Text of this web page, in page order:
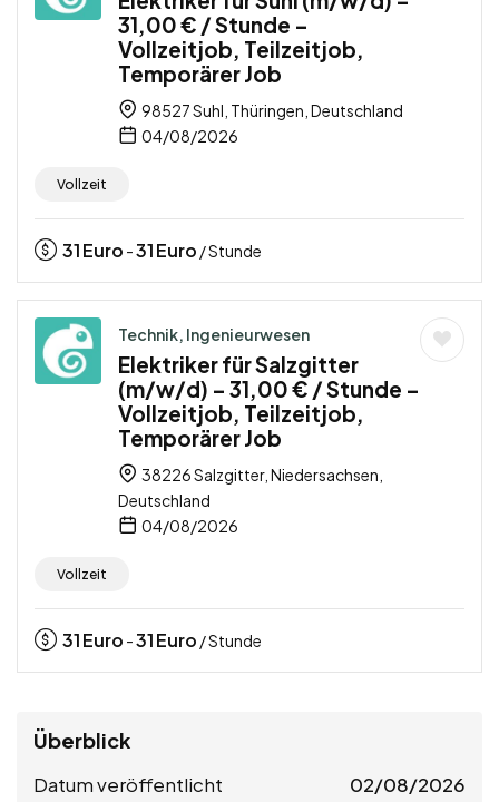
31,00 € / Stunde –
Vollzeitjob, Teilzeitjob,
Temporärer Job
98527 Suhl, Thüringen, Deutschland
04/08/2026
Vollzeit
31Euro -31Euro / Stunde
Technik, Ingenieurwesen
Elektriker für Salzgitter
(m/w/d) – 31,00 € / Stunde –
Vollzeitjob, Teilzeitjob,
Temporärer Job
38226 Salzgitter, Niedersachsen,
Deutschland
04/08/2026
Vollzeit
31Euro -31Euro / Stunde
Überblick
Datum veröffentlicht 02/08/2026